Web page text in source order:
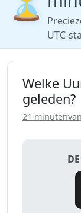
UTC-
Welke
geleden?
21